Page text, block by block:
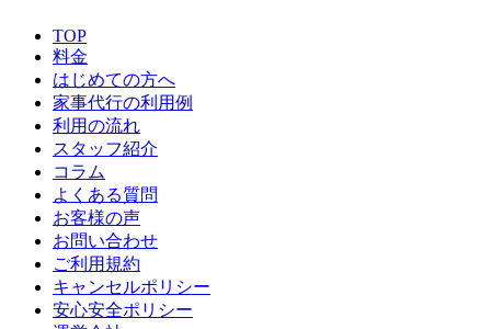
TOP
料金
はじめての方へ
家事代行の利用例
利用の流れ
スタッフ紹介
コラム
よくある質問
お客様の声
お問い合わせ
ご利用規約
キャンセルポリシー
安心安全ポリシー